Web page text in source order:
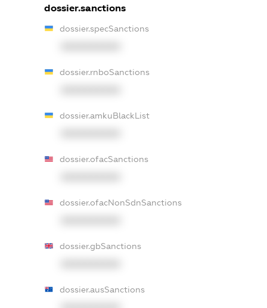
dossier.sanctions
dossier.specSanctions
dossier.rnboSanctions
dossier.amkuBlackList
dossier.ofacSanctions
dossier.ofacNonSdnSanctions
dossier.gbSanctions
dossier.ausSanctions